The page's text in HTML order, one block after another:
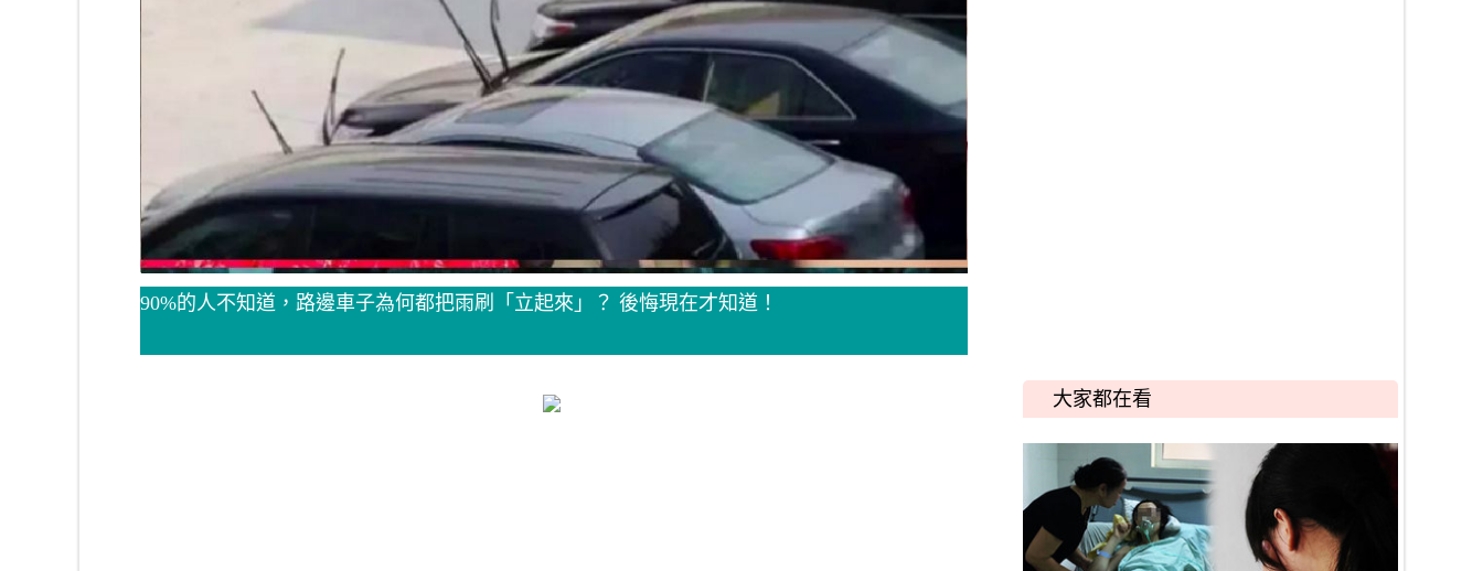
90%的人不知道，路邊車子為何都把雨刷「立起來」？ 後悔現在才知道！
大家都在看